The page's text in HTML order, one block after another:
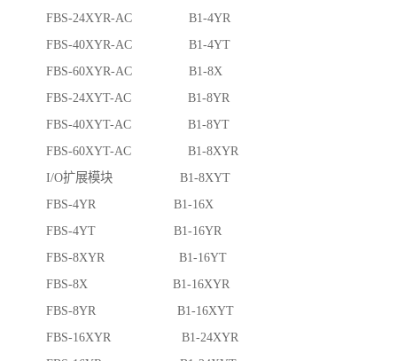
FBS-24XYR-AC B1-4YR
FBS-40XYR-AC B1-4YT
FBS-60XYR-AC B1-8X
FBS-24XYT-AC B1-8YR
FBS-40XYT-AC B1-8YT
FBS-60XYT-AC B1-8XYR
I/O扩展模块 B1-8XYT
FBS-4YR B1-16X
FBS-4YT B1-16YR
FBS-8XYR B1-16YT
FBS-8X B1-16XYR
FBS-8YR B1-16XYT
FBS-16XYR B1-24XYR